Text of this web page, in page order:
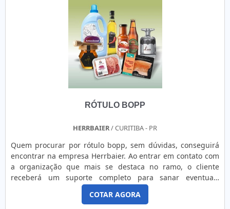
RÓTULO BOPP
HERRBAIER/ CURITIBA - PR
Quem procurar por rótulo bopp, sem dúvidas, conseguirá
encontrar na empresa Herrbaier. Ao entrar em contato com
a organização que mais se destaca no ramo, o cliente
receberá um suporte completo para sanar eventuais
dúvidas sobre o produto a ser adquirido. Quando o
interesse é por rótulo bopp, na Herrbaier o cliente
COTAR AGORA